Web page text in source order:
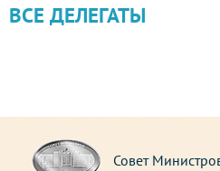
ВСЕ ДЕЛЕГАТЫ
Совет